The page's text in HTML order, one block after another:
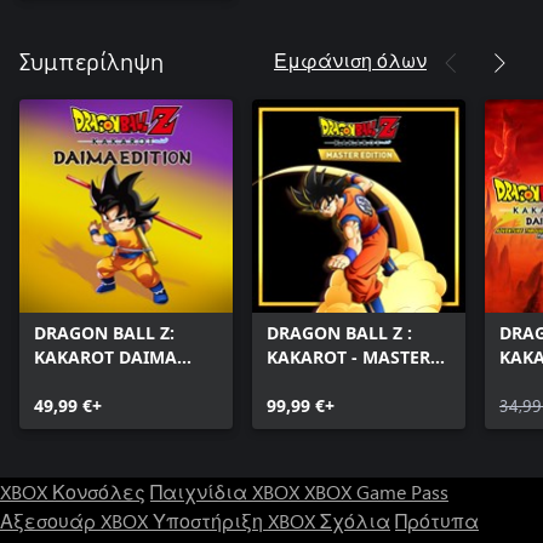
Συμπερίληψη Εμφάνιση όλων
DRAGON BALL Z:
KAKAROT DAIMA
49,99 €+
DRAGON BALL Z :
KAKAROT - MASTER
99,99 €+
The
Pack
XBOX Κονσόλες Παιχνίδια XBOXXBOX Game Pass
Αξεσουάρ XBOXΥποστήριξη XBOXΣχόλια Πρότυπα